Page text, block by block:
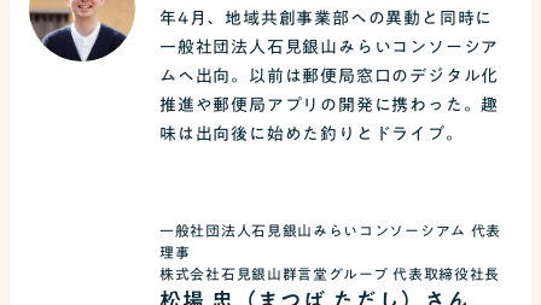
年4月、地域共創事業部への異動と同時に
一般社団法人石見銀山みらいコンソーシア
ムへ出向。以前は郵便局窓口のデジタル化
推進や郵便局アプリの開発に携わった。趣
味は出向後に始めた釣りとドライブ。
一般社団法人石見銀山みらいコンソーシアム 代表
理事
株式会社石見銀山群言堂グループ 代表取締役社長
松場 忠（まつば ただし）さん